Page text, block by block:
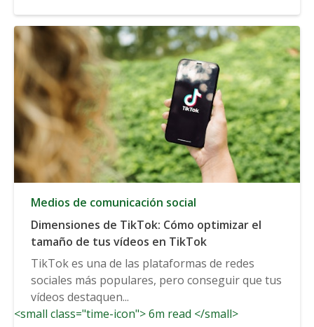
Medios de comunicación social
Dimensiones de TikTok: Cómo optimizar el
tamaño de tus vídeos en TikTok
TikTok es una de las plataformas de redes
sociales más populares, pero conseguir que tus
vídeos destaquen...
<small class="time-icon"> 6m read </small>